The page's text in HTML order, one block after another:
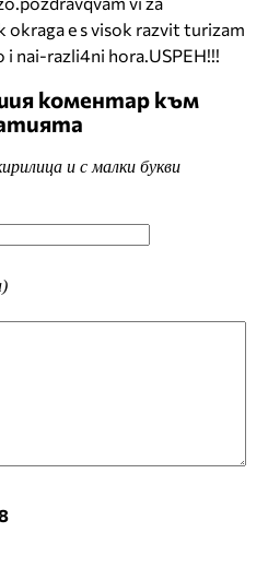
e s visok razvit turizam
nai-razli4ni hora.USPEH!!!
коментар към
и с малки букви